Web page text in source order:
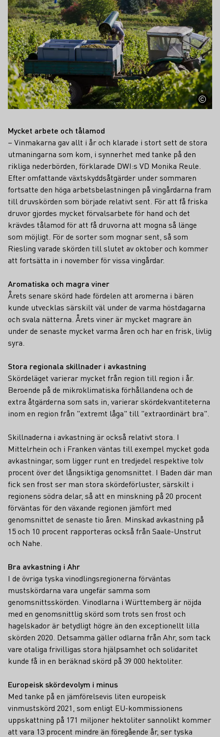
Mycket arbete och tålamod
– Vinmakarna gav allt i år och klarade i stort sett de stora
utmaningarna som kom, i synnerhet med tanke på den
rikliga nederbörden, förklarade DWI:s VD Monika Reule.
Efter omfattande växtskyddsåtgärder under sommaren
fortsatte den höga arbetsbelastningen på vingårdarna fram
till druvskörden som började relativt sent. För att få friska
druvor gjordes mycket förvalsarbete för hand och det
krävdes tålamod för att få druvorna att mogna så länge
som möjligt. För de sorter som mognar sent, så som
Riesling varade skörden till slutet av oktober och kommer
att fortsätta in i november för vissa vingårdar.
Aromatiska och magra viner
Årets senare skörd hade fördelen att aromerna i bären
kunde utvecklas särskilt väl under de varma höstdagarna
och svala nätterna. Årets viner är mycket magrare än
under de senaste mycket varma åren och har en frisk, livlig
syra.
Stora regionala skillnader i avkastning
Skördeläget varierar mycket från region till region i år.
Beroende på de mikroklimatiska förhållandena och de
extra åtgärderna som sats in, varierar skördekvantiteterna
inom en region från "extremt låga" till "extraordinärt bra".
Skillnaderna i avkastning är också relativt stora. I
Mittelrhein och i Franken väntas till exempel mycket goda
avkastningar, som ligger runt en tredjedel respektive tolv
procent över det långsiktiga genomsnittet. I Baden där man
fick sen frost ser man stora skördeförluster, särskilt i
regionens södra delar, så att en minskning på 20 procent
förväntas för den växande regionen jämfört med
genomsnittet de senaste tio åren. Minskad avkastning på
15 och 10 procent rapporteras också från Saale-Unstrut
och Nahe.
Bra avkastning i Ahr
I de övriga tyska vinodlingsregionerna förväntas
mustskördarna vara ungefär samma som
genomsnittsskörden. Vinodlarna i Württemberg är nöjda
med en genomsnittlig skörd som trots sen frost och
hagelskador är betydligt högre än den exceptionellt lilla
skörden 2020. Detsamma gäller odlarna från Ahr, som tack
vare otaliga frivilligas stora hjälpsamhet och solidaritet
kunde få in en beräknad skörd på 39 000 hektoliter.
Europeisk skördevolym i minus
Med tanke på en jämförelsevis liten europeisk
vinmustskörd 2021, som enligt EU-kommissionens
uppskattning på 171 miljoner hektoliter sannolikt kommer
att vara 13 procent mindre än föregående år, ser tyska